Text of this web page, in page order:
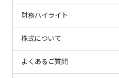
財務ハイライト
株式について
よくあるご質問